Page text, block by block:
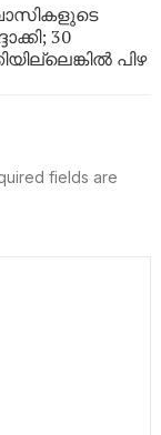
30
പിഴ
fields are